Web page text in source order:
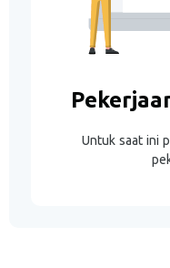
Untuk saat ini